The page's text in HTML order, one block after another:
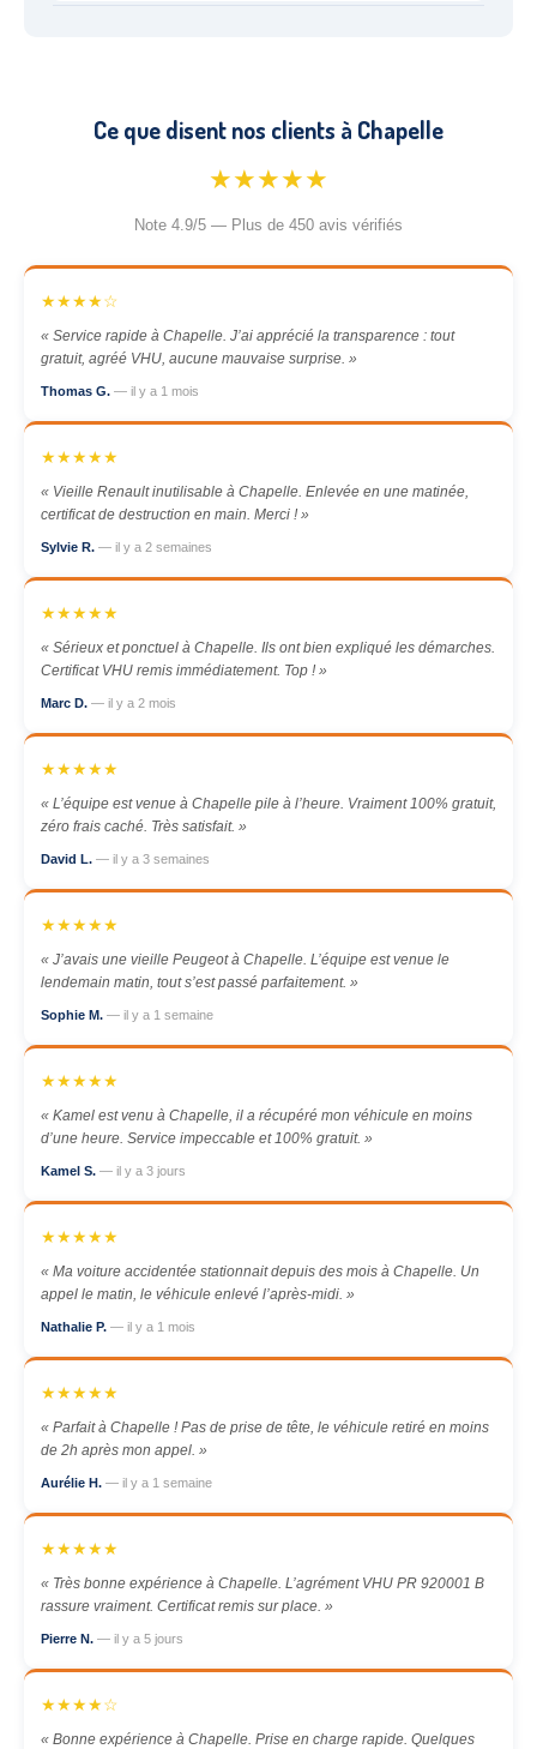
Ce que disent nos clients à Chapelle
★★★★★
Note 4.9/5 — Plus de 450 avis vérifiés
★★★★☆
« Service rapide à Chapelle. J’ai apprécié la transparence : tout
gratuit, agréé VHU, aucune mauvaise surprise. »
Thomas G. — il y a 1 mois
★★★★★
« Vieille Renault inutilisable à Chapelle. Enlevée en une matinée,
certificat de destruction en main. Merci ! »
Sylvie R. — il y a 2 semaines
★★★★★
« Sérieux et ponctuel à Chapelle. Ils ont bien expliqué les démarches.
Certificat VHU remis immédiatement. Top ! »
Marc D. — il y a 2 mois
★★★★★
« L’équipe est venue à Chapelle pile à l’heure. Vraiment 100% gratuit,
zéro frais caché. Très satisfait. »
David L. — il y a 3 semaines
★★★★★
« J’avais une vieille Peugeot à Chapelle. L’équipe est venue le
lendemain matin, tout s’est passé parfaitement. »
Sophie M. — il y a 1 semaine
★★★★★
« Kamel est venu à Chapelle, il a récupéré mon véhicule en moins
d’une heure. Service impeccable et 100% gratuit. »
Kamel S. — il y a 3 jours
★★★★★
« Ma voiture accidentée stationnait depuis des mois à Chapelle. Un
appel le matin, le véhicule enlevé l’après-midi. »
Nathalie P. — il y a 1 mois
★★★★★
« Parfait à Chapelle ! Pas de prise de tête, le véhicule retiré en moins
de 2h après mon appel. »
Aurélie H. — il y a 1 semaine
★★★★★
« Très bonne expérience à Chapelle. L’agrément VHU PR 920001 B
rassure vraiment. Certificat remis sur place. »
Pierre N. — il y a 5 jours
★★★★☆
« Bonne expérience à Chapelle. Prise en charge rapide. Quelques